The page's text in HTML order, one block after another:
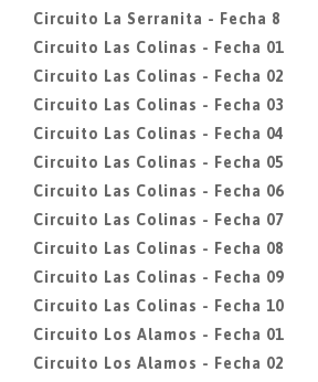
Circuito La Serranita - Fecha 8
Circuito Las Colinas - Fecha 01
Circuito Las Colinas - Fecha 02
Circuito Las Colinas - Fecha 03
Circuito Las Colinas - Fecha 04
Circuito Las Colinas - Fecha 05
Circuito Las Colinas - Fecha 06
Circuito Las Colinas - Fecha 07
Circuito Las Colinas - Fecha 08
Circuito Las Colinas - Fecha 09
Circuito Las Colinas - Fecha 10
Circuito Los Alamos - Fecha 01
Circuito Los Alamos - Fecha 02